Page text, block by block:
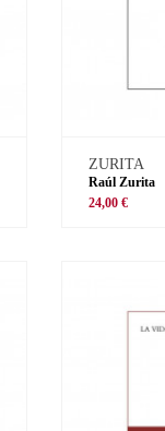
ZURITA
Raúl Zurita
24,00 €